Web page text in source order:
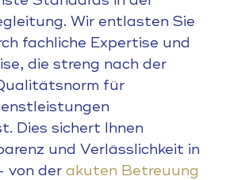
Wir entlasten Sie
fachliche Expertise und
die streng nach der
für
Dies sichert Ihnen
und Verlässlichkeit in
von der akuten Betreuung